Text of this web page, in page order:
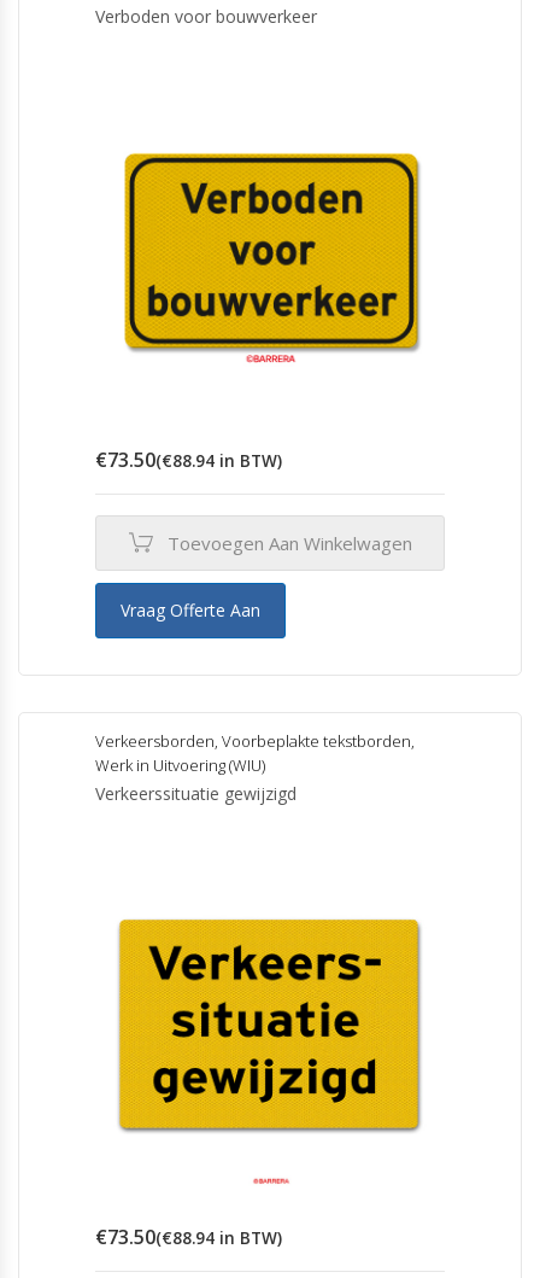
Verboden voor bouwverkeer
€73.50(€88.94 in BTW)
Toevoegen Aan Winkelwagen
Vraag Offerte Aan
Verkeersborden, Voorbeplakte tekstborden,
Werk in Uitvoering (WIU)
Verkeerssituatie gewijzigd
€73.50(€88.94 in BTW)